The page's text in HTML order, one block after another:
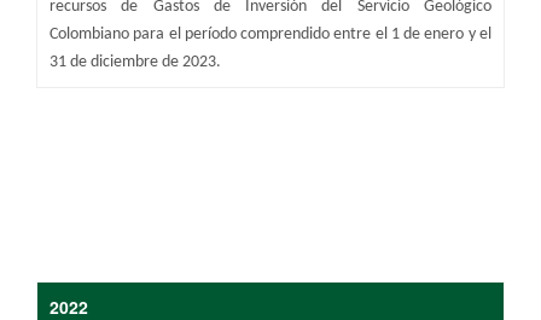
recursos de Gastos de Inversión del Servicio Geológico
Colombiano para el período comprendido entre el 1 de enero y el
31 de diciembre de 2023.
​​2022